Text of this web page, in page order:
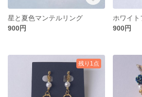
星と夏色マンテルリング
900円
900円
残り1点